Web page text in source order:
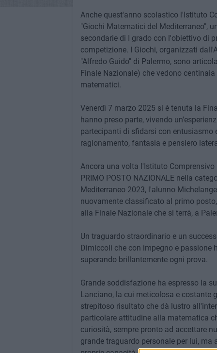
Anche quest'anno scolastico l'Istituto
"Giochi Matematici del Mediterraneo",
secondarie di I grado con l'obiettivo di
competizione. I Giochi, organizzati
"Alfredo Guido" di Palermo, sono
Finale Nazionale) che vedono
matematici.
Venerdì 7 marzo 2025 si è tenuta la
hanno preso parte, vivendo
partecipanti di sfidarsi con entusiasmo
ragionamento, fantasia e pensiero
Ancora una volta l'Istituto
PRIMO POSTO NAZIONALE nella
Mediterraneo 2023, l'alunno
nuovamente classificato al primo
alla Finale Nazionale che si terrà, a
Un traguardo straordinario e un
Dimiccoli che con impegno e
superando brillantemente ogni prova.
Grande soddisfazione ha espresso la
Lanciano, la cui meticolosa e costante
strepitoso risultato che dà lustro
particolare attitudine alla matematica
curiosità, sempre pronto ad accettare
grande traguardo personale per lui,